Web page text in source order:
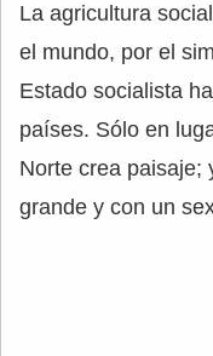
La agricultura
el mundo, por el
Estado socialista
países. Sólo en
Norte crea paisaje;
grande y con un